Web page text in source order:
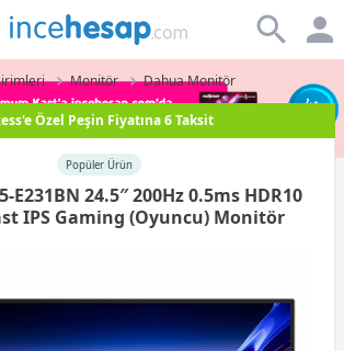
Incehesap
Monitör Dahua Monitör
Karta Peşin Fiyatına 3 Taksit
Popüler Ürün
E231BN 24.5″ 200Hz 0.5ms HDR10
IPS Gaming (Oyuncu) Monitör